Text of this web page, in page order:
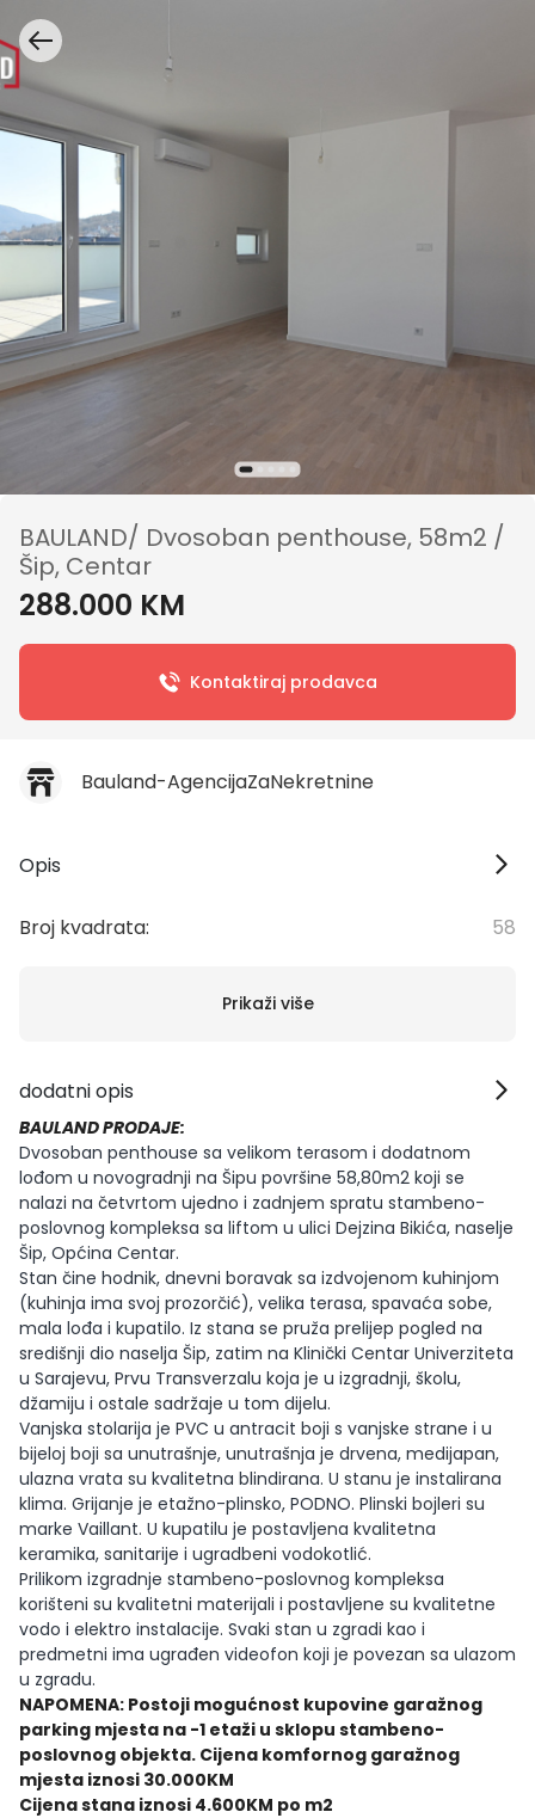
BAULAND/ Dvosoban penthouse, 58m2 /
Šip, Centar
288.000 KM
Kontaktiraj prodavca
Bauland-AgencijaZaNekretnine
Opis
Broj kvadrata: 58
Prikaži više
dodatni opis
BAULAND PRODAJE:
Dvosoban penthouse sa velikom terasom i dodatnom
lođom u novogradnji na Šipu površine 58,80m2 koji se
nalazi na četvrtom ujedno i zadnjem spratu stambeno-
poslovnog kompleksa sa liftom u ulici Dejzina Bikića, naselje
Šip, Općina Centar.
Stan čine hodnik, dnevni boravak sa izdvojenom kuhinjom
(kuhinja ima svoj prozorčić), velika terasa, spavaća sobe,
mala lođa i kupatilo. Iz stana se pruža prelijep pogled na
središnji dio naselja Šip, zatim na Klinički Centar Univerziteta
u Sarajevu, Prvu Transverzalu koja je u izgradnji, školu,
džamiju i ostale sadržaje u tom dijelu.
Vanjska stolarija je PVC u antracit boji s vanjske strane i u
bijeloj boji sa unutrašnje, unutrašnja je drvena, medijapan,
ulazna vrata su kvalitetna blindirana. U stanu je instalirana
klima. Grijanje je etažno-plinsko, PODNO. Plinski bojleri su
marke Vaillant. U kupatilu je postavljena kvalitetna
keramika, sanitarije i ugradbeni vodokotlić.
Prilikom izgradnje stambeno-poslovnog kompleksa
korišteni su kvalitetni materijali i postavljene su kvalitetne
vodo i elektro instalacije. Svaki stan u zgradi kao i
predmetni ima ugrađen videofon koji je povezan sa ulazom
u zgradu.
NAPOMENA: Postoji mogućnost kupovine garažnog
parking mjesta na -1 etaži u sklopu stambeno-
poslovnog objekta. Cijena komfornog garažnog
mjesta iznosi 30.000KM
Cijena stana iznosi 4.600KM po m2